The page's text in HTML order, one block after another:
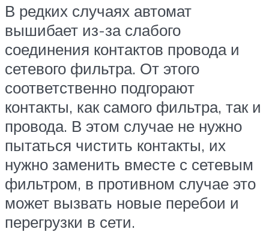
В редких случаях автомат
вышибает из-за слабого
соединения контактов провода и
сетевого фильтра. От этого
соответственно подгорают
контакты, как самого фильтра, так и
провода. В этом случае не нужно
пытаться чистить контакты, их
нужно заменить вместе с сетевым
фильтром, в противном случае это
может вызвать новые перебои и
перегрузки в сети.